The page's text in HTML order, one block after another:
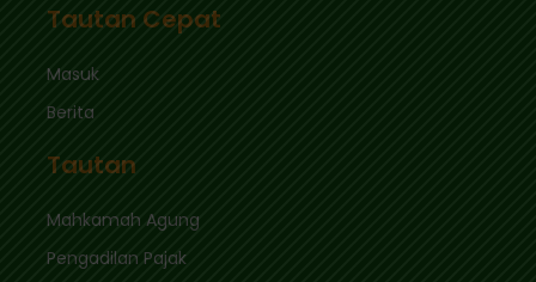
Tautan Cepat
Masuk
Berita
Tautan
Mahkamah Agung
Pengadilan Pajak